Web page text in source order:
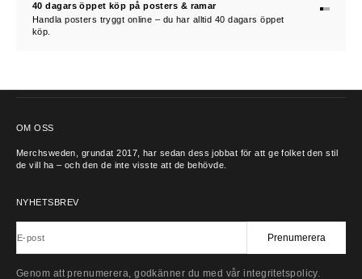
40 dagars öppet köp på posters & ramar
Handla posters tryggt online – du har alltid 40 dagars öppet
köp.
Gå till 1
Gå till 2
Gå till 3
OM OSS
Merchsweden, grundat 2017, har sedan dess jobbat för att ge folket den stil
de vill ha – och den de inte visste att de behövde.
NYHETSBREV
E-post Prenumerera
Genom att prenumerera, godkänner du med vår integritetspolicy.